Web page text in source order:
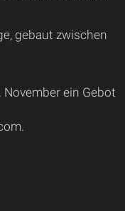
gebaut zwischen
ein Gebot